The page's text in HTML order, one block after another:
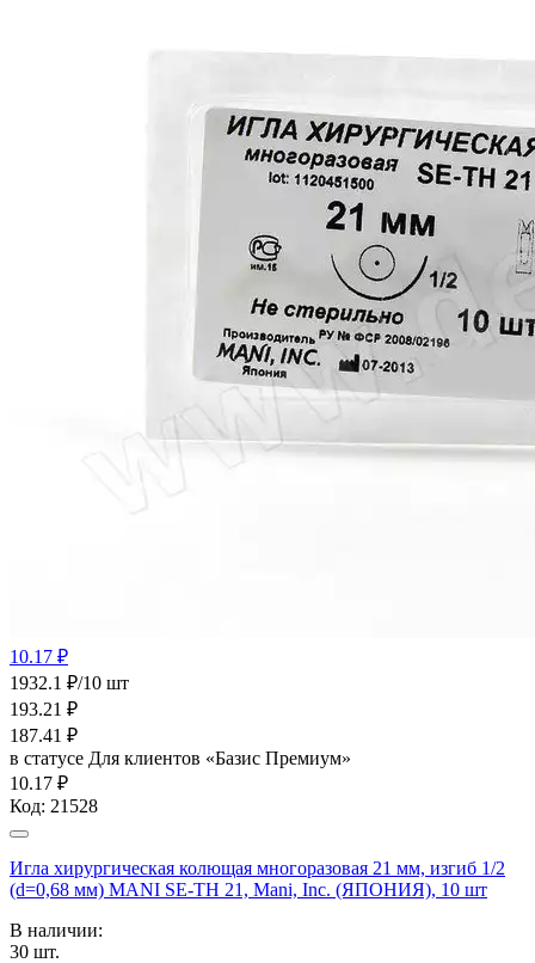
10.17 ₽
1932.1 ₽/10 шт
193.21 ₽
187.41 ₽
в статусе Для клиентов «Базис Премиум»
10.17 ₽
Код: 21528
Игла хирургическая колющая многоразовая 21 мм, изгиб 1/2
(d=0,68 мм) MANI SE-ТН 21, Mani, Inc. (ЯПОНИЯ), 10 шт
В наличии:
30 шт.